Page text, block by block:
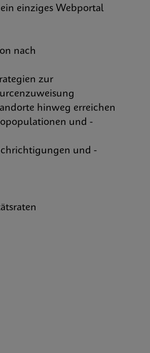
einziges Webportal
nach
zur
hinweg erreichen
und -
und -